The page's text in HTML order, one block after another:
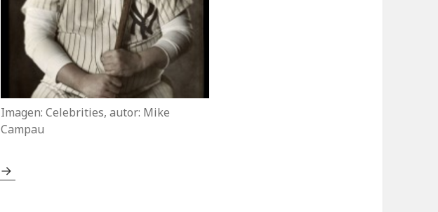
Imagen: Celebrities, autor: Mike
Campau
Así… no.